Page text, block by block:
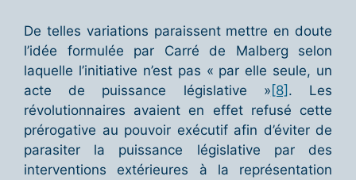
De telles variations paraissent mettre en doute
l’idée formulée par Carré de Malberg selon
laquelle l’initiative n’est pas « par elle seule, un
acte de puissance législative » [8] . Les
révolutionnaires avaient en effet refusé cette
prérogative au pouvoir exécutif afin d’éviter de
parasiter la puissance législative par des
interventions extérieures à la représentation